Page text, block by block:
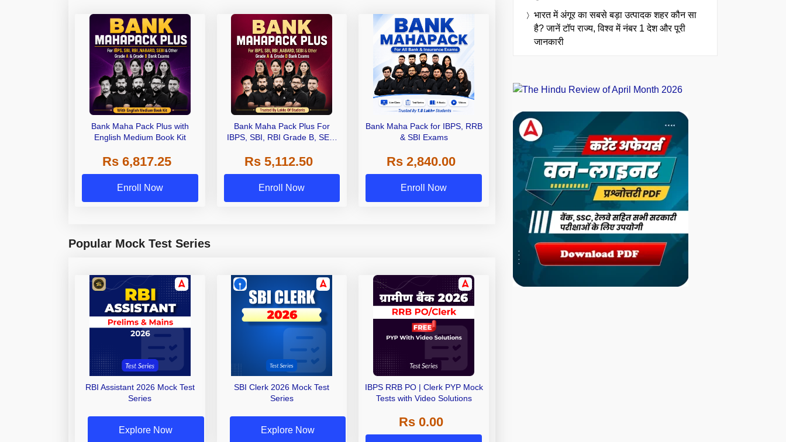
Bank Maha Pack Plus with
English Medium Book Kit
Rs 6,817.25
Enroll Now
Bank Maha Pack Plus For
IBPS, SBI, RBI Grade B, SEBI
Other Grade A & Grade B Bank
Exams
Rs 5,112.50
Enroll Now
Bank Maha Pack for IBPS, RRB
& SBI Exams
Rs 2,840.00
Enroll Now
Popular Mock Test Series
RBI Assistant 2026 Mock Test
Series
Explore Now
SBI Clerk 2026 Mock Test
Series
Explore Now
IBPS RRB PO | Clerk PYP Mock
Tests with Video Solutions
Rs 0.00
भारत में अंगूर का सबसे बड़ा उत्पादक शहर कौन सा
है? जानें टॉप राज्य, विश्व में नंबर 1 देश और पूरी
जानकारी